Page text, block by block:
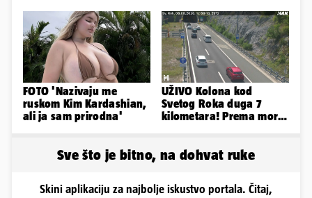
FOTO 'Nazivaju me
ruskom Kim Kardashian,
ali ja sam prirodna'
UŽIVO Kolona kod
Svetog Roka duga 7
kilometara! Prema moru
Sve što je bitno, na dohvat ruke
Skini aplikaciju za najbolje iskustvo portala. Čitaj,